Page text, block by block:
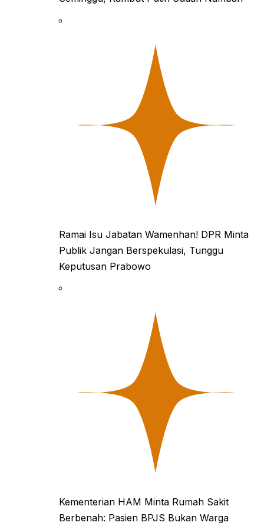
Ramai Isu Jabatan Wamenhan! DPR Minta
Publik Jangan Berspekulasi, Tunggu
Keputusan Prabowo
Kementerian HAM Minta Rumah Sakit
Berbenah: Pasien BPJS Bukan Warga